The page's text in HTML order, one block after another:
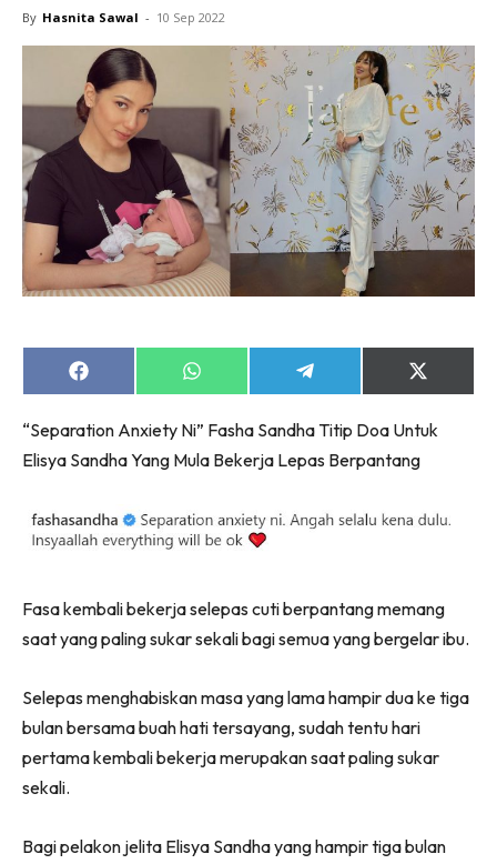
By Hasnita Sawal - 10 Sep 2022
Share
on
Share
on
Share
on
Share
on
(Twitter)
“Separation Anxiety Ni” Fasha Sandha Titip Doa Untuk
Elisya Sandha Yang Mula Bekerja Lepas Berpantang
Fasa kembali bekerja selepas cuti berpantang memang
saat yang paling sukar sekali bagi semua yang bergelar ibu.
Selepas menghabiskan masa yang lama hampir dua ke tiga
bulan bersama buah hati tersayang, sudah tentu hari
pertama kembali bekerja merupakan saat paling sukar
sekali.
Bagi pelakon jelita Elisya Sandha yang hampir tiga bulan